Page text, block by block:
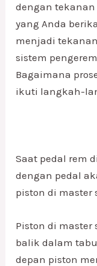
dengan tekanan
yang Anda
menjadi
sistem
Bagaimana
ikuti langkah-
Saat pedal rem
dengan pedal
piston di master
Piston di
balik dalam
depan piston